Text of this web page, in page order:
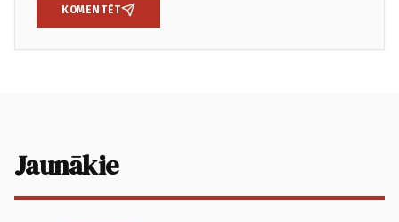
KOMENTĒT
Jaunākie